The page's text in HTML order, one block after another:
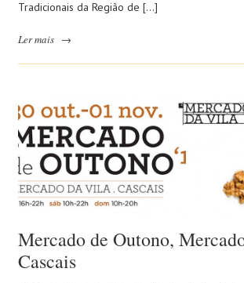
Tradicionais da Região de […]
Ler mais →
Mercado de Outono,
Cascais